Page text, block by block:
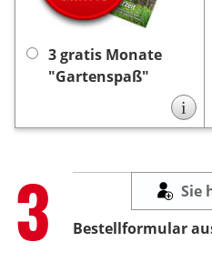
3 gratis Monate
"Gartenspaß"
„Gartenspaß”.
Die
Lieferung endet nach 3
Monaten automatisch, es
ist
keine Kündigung
notwendig.
i
Step
3 Bestellformular
Sie